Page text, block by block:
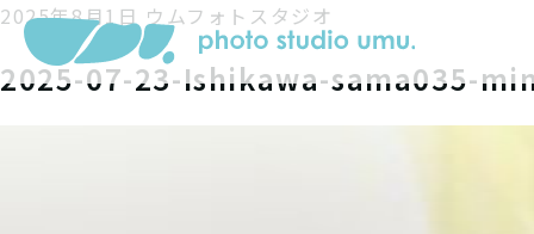
2025年8月1日 ウムフォトスタジオ
2025-07-23-Ishikawa-sama035-